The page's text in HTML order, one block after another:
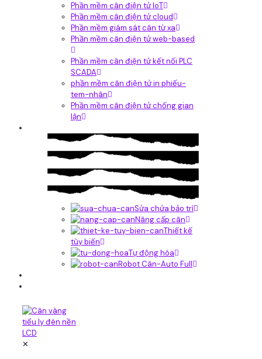
Phần mềm cân điện tử IoT
Phần mềm cân điện tử cloud
Phần mềm giám sát cân từ xa
Phần mềm cân điện tử web-based
Phần mềm cân điện tử kết nối PLC
SCADA
phần mềm cân điện tử in phiếu-
tem-nhãn
Phần mềm cân điện tử chống gian
lận
Sửa chửa bảo trì
Nâng cấp cân
Thiết kế
tùy biến
Tự động hóa
Robot Cân-Auto Full
✕